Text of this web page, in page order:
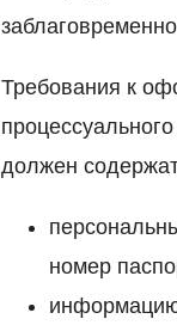
Требования к
должен
номер
информацию